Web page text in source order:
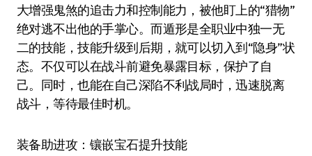
大增强鬼煞的追击力和控制能力，被他盯上的“猎物”
绝对逃不出他的手掌心。而遁形是全职业中独一无
二的技能，技能升级到后期，就可以切入到“隐身”状
态。不仅可以在战斗前避免暴露目标，保护了自
己。同时，也能在自己深陷不利战局时，迅速脱离
战斗，等待最佳时机。
装备助进攻：镶嵌宝石提升技能